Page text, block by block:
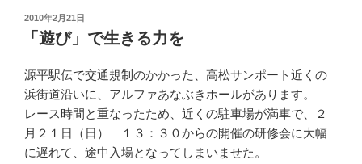
投
稿
2010年2月21日
「遊び」で生きる力を
源平駅伝で交通規制のかかった、高松サンポート近くの
浜街道沿いに、アルファあなぶきホールがあります。
レース時間と重なったため、近くの駐車場が満車で、２
月２１日（日） １３：３０からの開催の研修会に大幅
に遅れて、途中入場となってしまいませた。